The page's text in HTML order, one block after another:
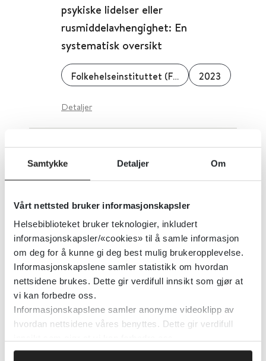
Samtykke Detaljer Om
Vårt nettsted bruker informasjonskapsler
Helsebiblioteket bruker teknologier, inkludert
informasjonskapsler/«cookies» til å samle informasjon
om deg for å kunne gi deg best mulig brukeropplevelse.
Informasjonskapslene samler statistikk om hvordan
nettsidene brukes. Dette gir verdifull innsikt som gjør at
vi kan forbedre oss.
Informasjonskapslene samler anonyme videoklipp av
hvordan nettsidene våres benyttes. Dette gir verdifull
psykiske lidelser eller
rusmiddelavhengighet: En
systematisk oversikt
Folkehelseinstituttet (FHI) 2023
Detaljer
Individuell atferdsrådgivning for
røykeslutt
Cochrane Library 2017
Detaljer
Individualisert
legemiddelbehandling - Norsk
legemiddelhåndbok
Norsk legemiddelhåndbok